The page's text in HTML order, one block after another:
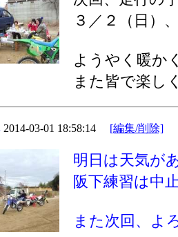
３／２（日）
ようやく暖か
また皆で楽し
2014-03-01 18:58:14 [編集/削除]
明日は天気が
阪下練習は中
また次回、よ